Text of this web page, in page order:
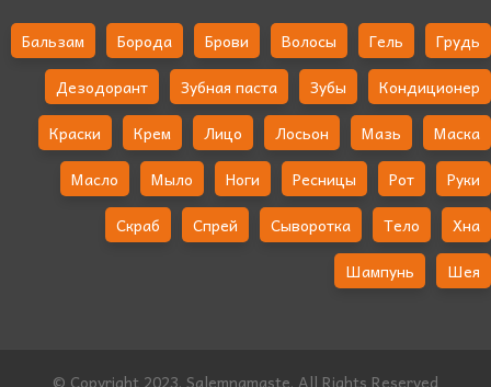
Бальзам Борода Брови Волосы Гель
Грудь
Дезодорант
Зубная паста Зубы
Кондиционер
Краски
Крем Лицо Лосьон Мазь
Маска
Масло
Мыло Ноги Ресницы Рот
Руки
Скраб
Спрей Сыворотка Тело
Хна
Шампунь
Шея
© Copyright 2023. Salemnamaste. All Rights Reserved